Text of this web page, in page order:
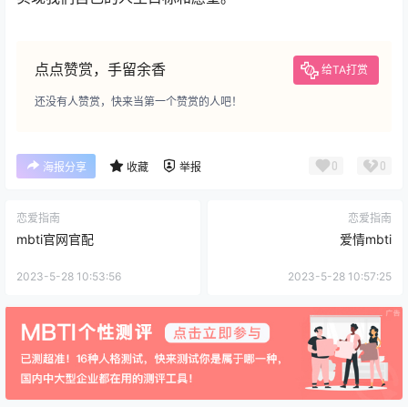
点点赞赏，手留余香 给TA打赏
还没有人赞赏，快来当第一个赞赏的人吧！
海报分享 收藏 举报 0 0
恋爱指南
mbti官网官配
2023-5-28 10:53:56
恋爱指南
爱情mbti
2023-5-28 10:57:25